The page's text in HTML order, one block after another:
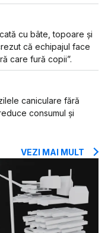
cu bâte, topoare și
că echipajul face
care fură copii”.
caniculare fără
consumul și
VEZI MAI MULT